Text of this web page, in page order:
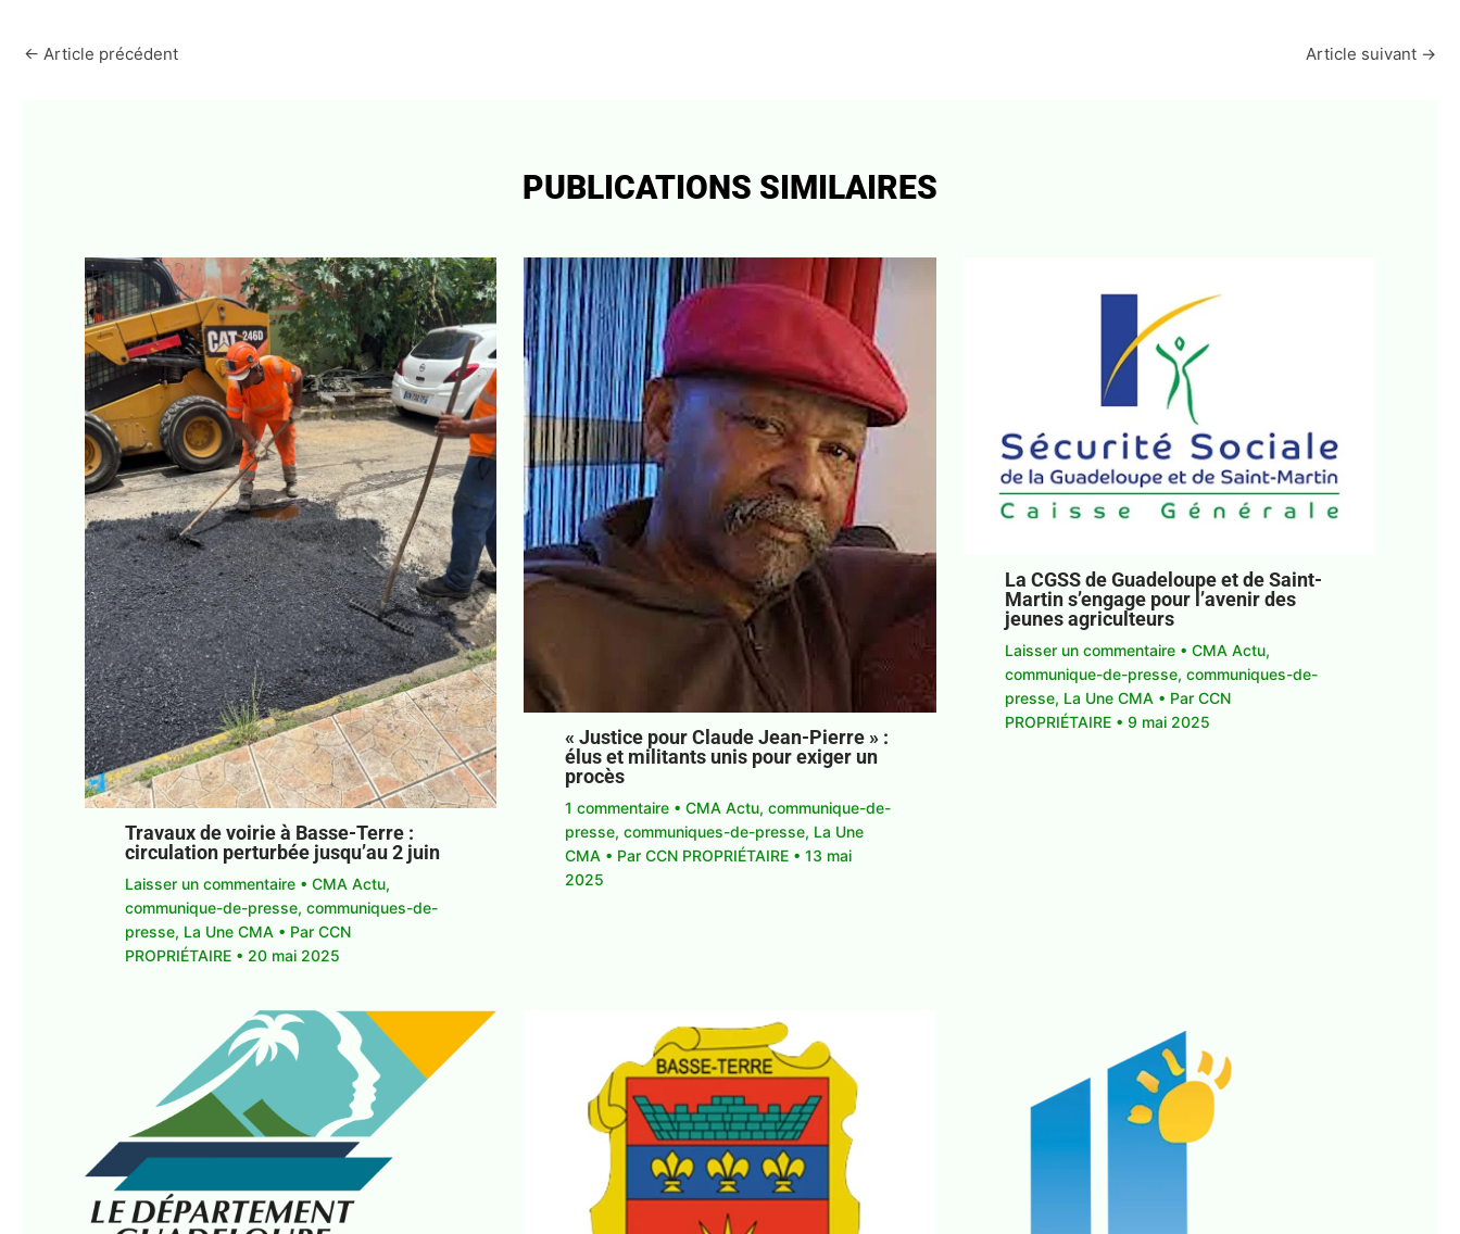
← Article précédent Article suivant →
PUBLICATIONS SIMILAIRES
Travaux de voirie à Basse-Terre :
circulation perturbée jusqu’au 2 juin
Laisser un commentaire •CMA Actu,
communique-de-presse,communiques-de-
presse, La Une CMA • ParCCN
PROPRIÉTAIRE • 20 mai 2025
« Justice pour Claude Jean-Pierre » :
élus et militants unis pour exiger un
procès
1 commentaire •CMA Actu,communique-de-
presse,communiques-de-presse, La Une
CMA • ParCCN PROPRIÉTAIRE •13 mai
2025
La CGSS de Guadeloupe et de Saint-
Martin s’engage pour l’avenir des
jeunes agriculteurs
Laisser un commentaire • CMA Actu,
communique-de-presse, communiques-de-
presse, La Une CMA • Par CCN
PROPRIÉTAIRE • 9 mai 2025